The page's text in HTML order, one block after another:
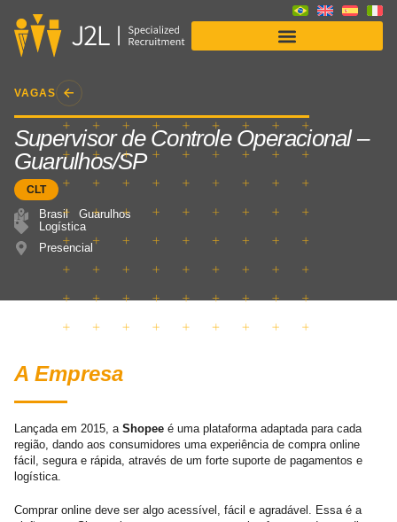
VAGAS
Supervisor de Controle Operacional –
Guarulhos/SP
CLT
Brasil
Guarulhos
Logística
Presencial
A Empresa
Lançada em 2015, a Shopee é uma plataforma adaptada para cada
região, dando aos consumidores uma experiência de compra online
fácil, segura e rápida, através de um forte suporte de pagamentos e
logística.
Comprar online deve ser algo acessível, fácil e agradável. Essa é a